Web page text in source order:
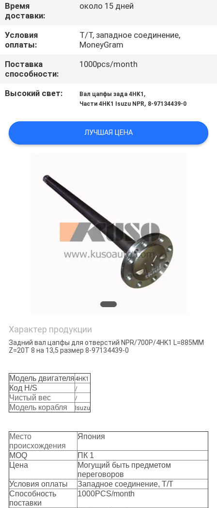
СВЯЖИТЕСЬ
МЫ
СПРОСИТЕ
КАРТА
САЙТА
PRIVACY
Время
доставки:
около 15 дней
Условия
оплаты:
T/T, западное соединение,
MoneyGram
Поставка
способности:
1000pcs/month
Высокий свет: Вал цапфы зада 4HK1 ,
Части 4HK1 Isuzu NPR, 8-97134439-0
ЛУЧШАЯ ЦЕНА
Характер продукции
Задний вал цапфы для отверстий NPR/700P/4HK1 L=885MM
Z=20T 8 на 13,5 размер 8-97134439-0
Модель двигателя 4HK1
Код H/S /
Чистый вес
/
Модель корабля
Isuzu
Место
происхождения
Япония
MOQ
ПК 1
Цена
Могущий быть предметом
переговоров
Условия оплаты
Западное соединение, T/T
Способность
поставки
1000PCS/month